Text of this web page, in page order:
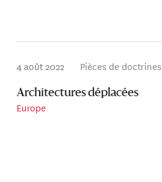
4 août 2022 Pièces de doctrines
Architectures déplacées
Europe